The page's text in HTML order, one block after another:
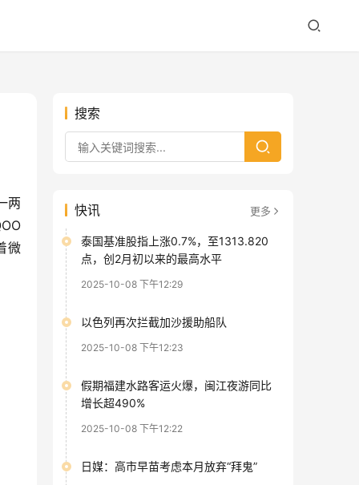
两
微
搜索
快讯 更多
泰国基准股指上涨0.7%，至1313.820
点，创2月初以来的最高水平
2025-10-08 下午12:29
以色列再次拦截加沙援助船队
2025-10-08 下午12:23
假期福建水路客运火爆，闽江夜游同比
增长超490%
2025-10-08 下午12:22
日媒：高市早苗考虑本月放弃“拜鬼”